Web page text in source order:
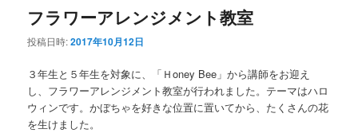
フラワーアレンジメント教室
投稿日時:2017年10月12日
３年生と５年生を対象に、「Ｈoney Bee」から講師をお迎え
し、フラワーアレンジメント教室が行われました。テーマはハロ
ウィンです。かぼちゃを好きな位置に置いてから、たくさんの花
を生けました。